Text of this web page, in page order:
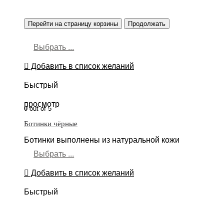
Перейти на страницу корзины Продолжать
Выбрать ...
Добавить в список желаний
Быстрый
просмотр
0out of 5
Ботинки чёрные
Ботинки выполнены из натуральной кожи
Выбрать ...
Добавить в список желаний
Быстрый